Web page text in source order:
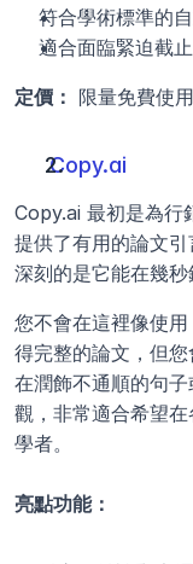
符合學術標準的
適合面臨緊迫截
定價： 限量免費使
Copy.ai
Copy.ai 最初是為行
提供了有用的論文
深刻的是它能在幾秒
您不會在這裡像使
得完整的論文，但
在潤飾不通順的句
觀，非常適合希望
學者。
亮點功能：